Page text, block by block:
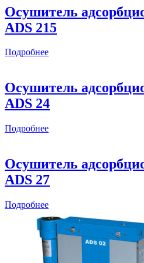
Осушитель
ADS 215
Подробнее
Осушитель
ADS 24
Подробнее
Осушитель
ADS 27
Подробнее